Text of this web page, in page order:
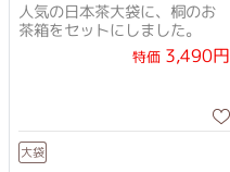
人気の日本茶大袋に、桐のお
茶箱をセットにしました。
特価3,490円
大袋